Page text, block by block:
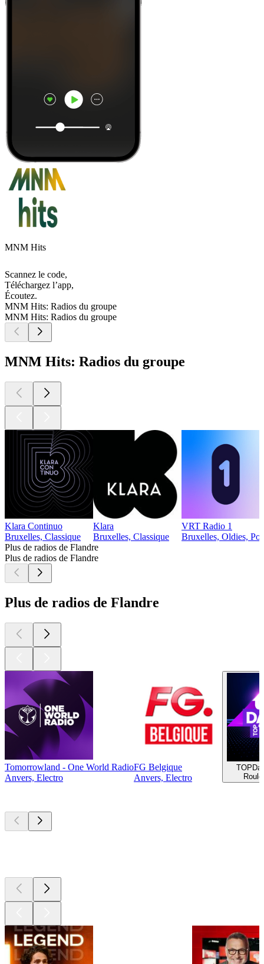
MNM Hits
Scannez le code,
Téléchargez l’app,
Écoutez.
MNM Hits: Radios du groupe
MNM Hits: Radios du groupe
MNM Hits: Radios du groupe
Klara Continuo
Bruxelles, Classique
Klara
Bruxelles, Classique
VRT Radio 1
Bruxelles, Oldies,
Plus de radios de Flandre
Plus de radios de Flandre
Plus de radios de Flandre
Tomorrowland - One World Radio
Anvers, Electro
FG Belgique
Anvers, Electro